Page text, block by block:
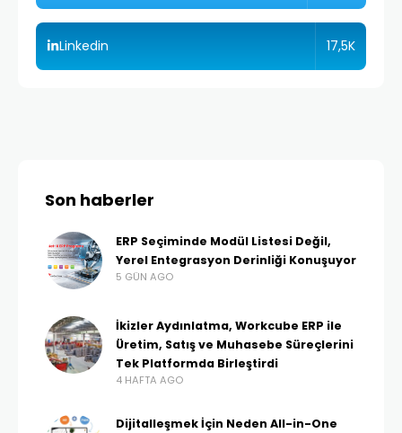
Linkedin 17,5K
Son haberler
ERP Seçiminde Modül Listesi Değil,
Yerel Entegrasyon Derinliği Konuşuyor
5 GÜN AGO
İkizler Aydınlatma, Workcube ERP ile
Üretim, Satış ve Muhasebe Süreçlerini
Tek Platformda Birleştirdi
4 HAFTA AGO
Dijitalleşmek İçin Neden All-in-One